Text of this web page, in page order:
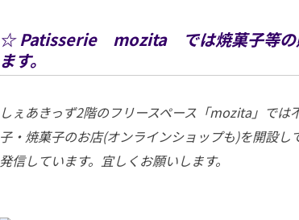
☆ Patisserie mozita では焼菓子等の
ます。
しぇあきっず2階のフリースペース「mozita」では
子・焼菓子のお店(オンラインショップも)を開設し
発信しています。宜しくお願いします。